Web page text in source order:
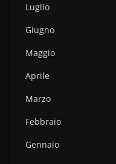
Luglio
Giugno
Maggio
Aprile
Marzo
Febbraio
Gennaio